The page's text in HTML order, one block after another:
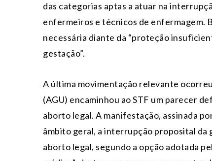
das categorias aptas a atuar na
enfermeiros e técnicos de enfermagem.
necessária diante da “proteção
gestação”.
A última movimentação relevante
(AGU) encaminhou ao STF um parecer
aborto legal. A manifestação, assinada
âmbito geral, a interrupção proposital da
aborto legal, segundo a opção adotada